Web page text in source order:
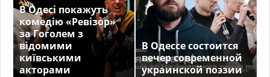
В Одесі покажуть
комедію «Ревізор»
за Гоголем з
відомими
київськими
акторами
В Одессе состоится
вечер современной
украинской поэзии